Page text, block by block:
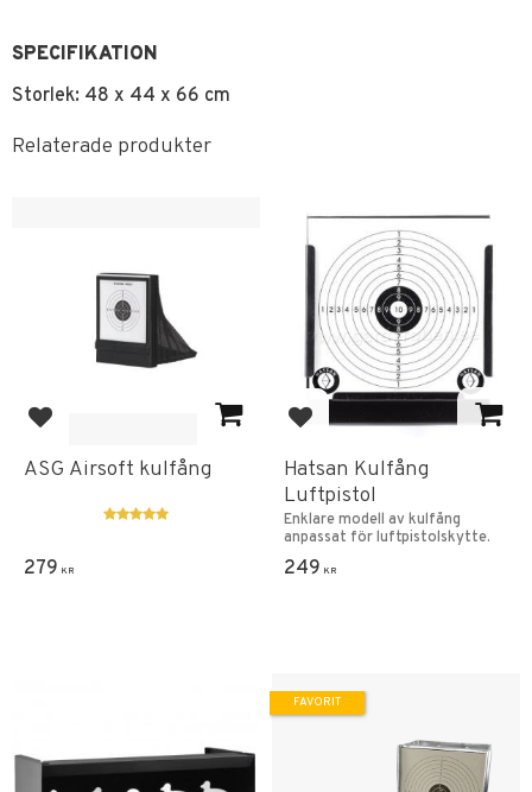
SPECIFIKATION
Storlek: 48 x 44 x 66 cm
Relaterade produkter
Lägg till i favoriter
ASG Airsoft kulfång
279 KR
Lägg till i favoriter
Hatsan Kulfång
Luftpistol
Enklare modell av kulfång
anpassat för luftpistolskytte.
249 KR
FAVORIT